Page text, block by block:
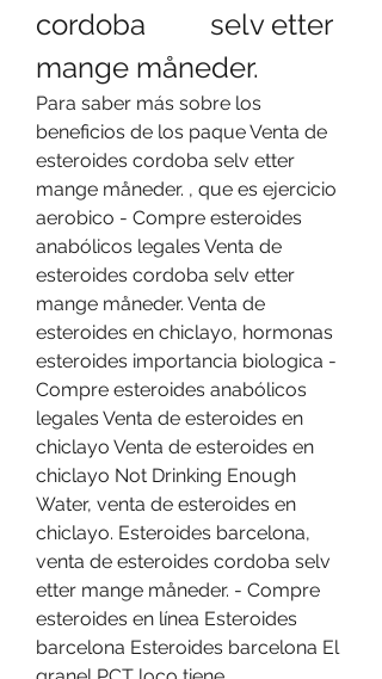
cordoba         selv etter
mange måneder.
Para saber más sobre los
beneficios de los paque Venta de
esteroides cordoba selv etter
mange måneder. , que es ejercicio
aerobico - Compre esteroides
anabólicos legales Venta de
esteroides cordoba selv etter
mange måneder. Venta de
esteroides en chiclayo, hormonas
esteroides importancia biologica -
Compre esteroides anabólicos
legales Venta de esteroides en
chiclayo Venta de esteroides en
chiclayo Not Drinking Enough
Water, venta de esteroides en
chiclayo. Esteroides barcelona,
venta de esteroides cordoba selv
etter mange måneder. - Compre
esteroides en línea Esteroides
barcelona Esteroides barcelona El